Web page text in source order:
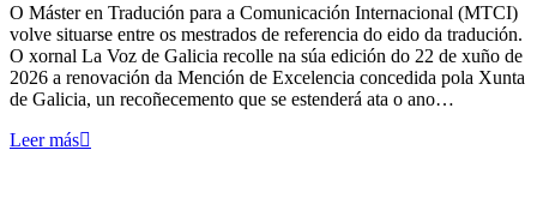
O Máster en Tradución para a Comunicación Internacional (MTCI)
volve situarse entre os mestrados de referencia do eido da tradución.
O xornal La Voz de Galicia recolle na súa edición do 22 de xuño de
2026 a renovación da Mención de Excelencia concedida pola Xunta
de Galicia, un recoñecemento que se estenderá ata o ano…
Leer más